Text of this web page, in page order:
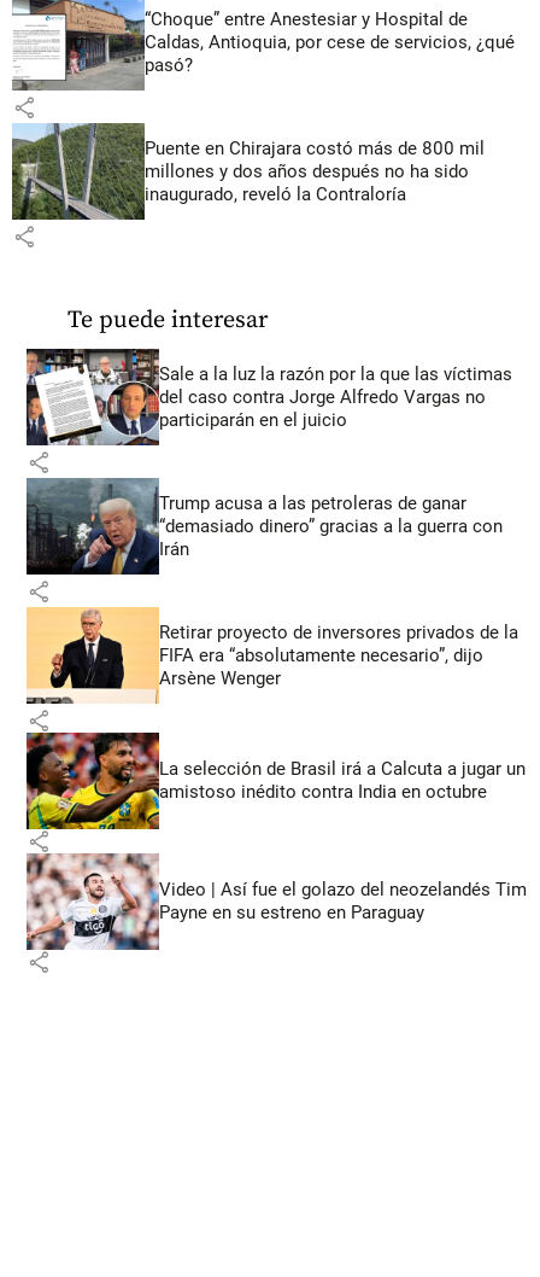
“Choque” entre Anestesiar y Hospital de
Caldas, Antioquia, por cese de servicios, ¿qué
pasó?
share
Puente en Chirajara costó más de 800 mil
millones y dos años después no ha sido
inaugurado, reveló la Contraloría
share
Te puede interesar
Sale a la luz la razón por la que las víctimas
del caso contra Jorge Alfredo Vargas no
participarán en el juicio
share
Trump acusa a las petroleras de ganar
“demasiado dinero” gracias a la guerra con
Irán
share
Retirar proyecto de inversores privados de la
FIFA era “absolutamente necesario”, dijo
Arsène Wenger
share
La selección de Brasil irá a Calcuta a jugar un
amistoso inédito contra India en octubre
share
Video | Así fue el golazo del neozelandés Tim
Payne en su estreno en Paraguay
share